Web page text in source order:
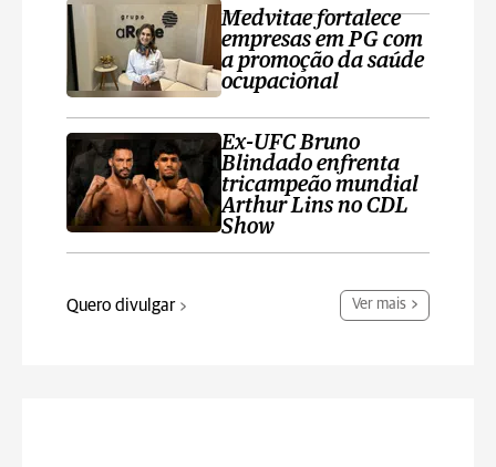
Medvitae fortalece
empresas em PG com
a promoção da saúde
ocupacional
Ex-UFC Bruno
Blindado enfrenta
tricampeão mundial
Arthur Lins no CDL
Show
Quero divulgar Ver mais